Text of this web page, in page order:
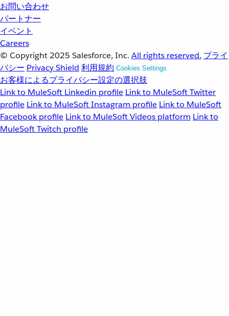
お問い合わせ
パートナー
イベント
Careers
© Copyright 2025 Salesforce, Inc. All rights reserved. プライ
バシー Privacy Shield 利用規約 Cookies Settings
お客様によるプライバシー設定の選択肢
Link to MuleSoft Linkedin profile Link to MuleSoft Twitter
profile Link to MuleSoft Instagram profile Link to MuleSoft
Facebook profile Link to MuleSoft Videos platform Link to
MuleSoft Twitch profile